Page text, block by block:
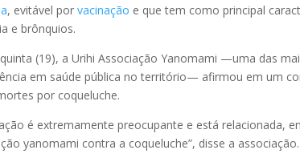
, evitável porvacinação e que tem como principal
e brônquios.
(19), a Urihi Associação Yanomami —uma das
em saúde pública no território— afirmou em um
por coqueluche.
é extremamente preocupante e está relacionada,
yanomami contra a coqueluche”, disse a associação.